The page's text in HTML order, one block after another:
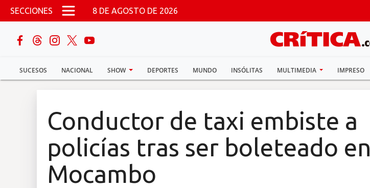
Pasar al contenido principal
SECCIONES 8 DE AGOSTO DE 2026
SUCESOS NACIONAL SHOW DEPORTES MUNDO INSÓLITAS MULTIMEDIA IMPRESO
buscar
Sucesos
Conductor de taxi embiste a
policías tras ser boleteado en
Mocambo